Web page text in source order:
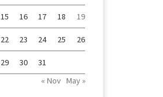
15 16 17 18 19
22 23 24 25 26
29 30
31
« Nov May »